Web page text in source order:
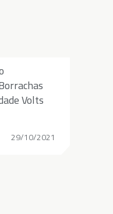
Volts
29/10/2021